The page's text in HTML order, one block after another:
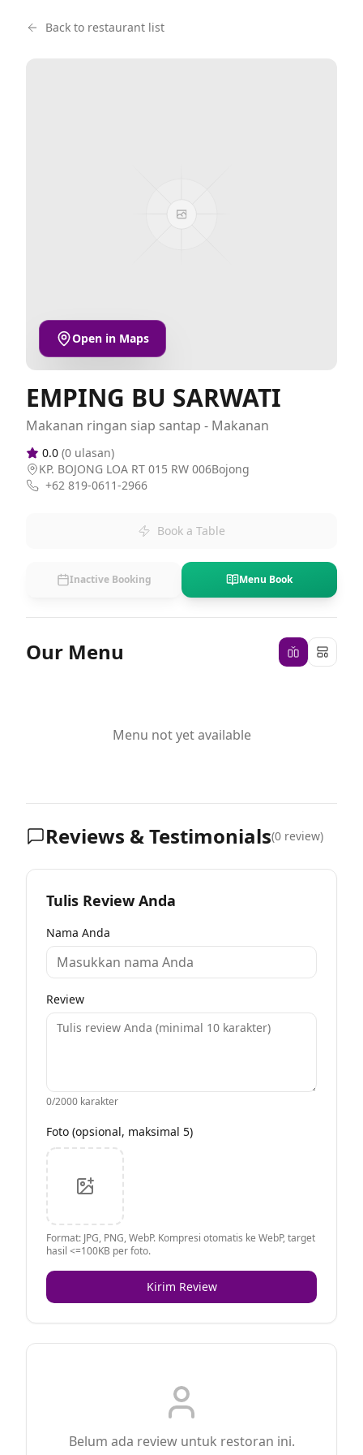
Back to restaurant list
Open in Maps
EMPING BU SARWATI
Makanan ringan siap santap - Makanan
0.0 (0 ulasan)
KP. BOJONG LOA RT 015 RW 006Bojong
+62 819-0611-2966
Book a Table
Inactive Booking Menu Book
Our Menu
Menu not yet available
Reviews & Testimonials(0 review)
Tulis Review Anda
Nama Anda
Review
0/2000 karakter
Foto (opsional, maksimal 5)
Format: JPG, PNG, WebP. Kompresi otomatis ke WebP, target
hasil <=100KB per foto.
Kirim Review
Belum ada review untuk restoran ini.